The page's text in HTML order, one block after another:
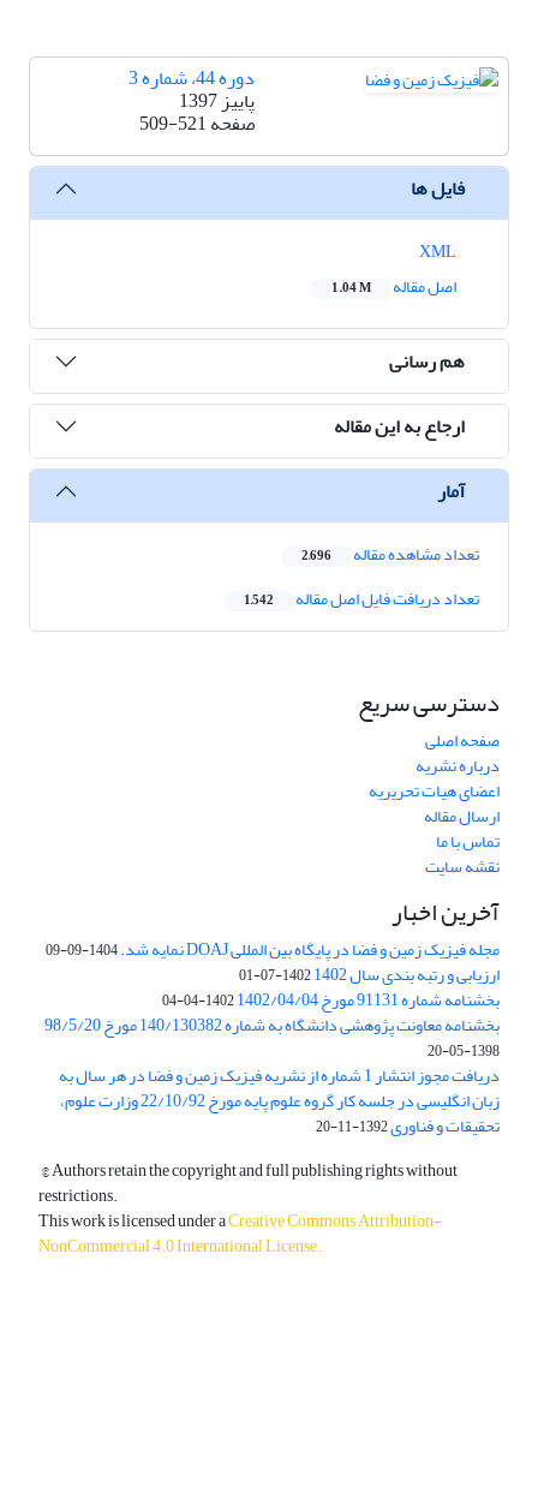
دوره 44، شماره 3
پاییز 1397
صفحه509-521
فایل ها
اصل مقاله
1.04 M
هم رسانی
ارجاع به این مقاله
آمار
تعداد مشاهده مقاله 2,696
تعداد دریافت فایل اصل مقاله 1,542
دسترسی سریع
صفحه اصلی
درباره نشریه
اعضای هیات تحریریه
ارسال مقاله
تماس با ما
نقشه سایت
آخرین اخبار
مجله فیزیک زمین و فضا در پایگاه بین المللی DOAJ نمایه شد. 1404-09-09
ارزیابی و رتبه بندی سال 1402 1402-07-01
بخشنامه شماره 91131 مورخ 1402/04/04 1402-04-04
بخشنامه معاونت پژوهشی دانشگاه به شماره 140/130382 مورخ 98/5/20
1398-05-20
دریافت مجوز انتشار 1 شماره از نشریه فیزیک زمین و فضا در هر سال به
زبان انگلیسی در جلسه کار گروه علوم پایه مورخ 22/10/92 وزارت علوم،
تحقیقات و فناوری1392-11-20
© Authors retain the copyright and full publishing rights without
restrictions.
This work is licensed under aCreative Commons Attribution-
NonCommercial 4.0 International License.